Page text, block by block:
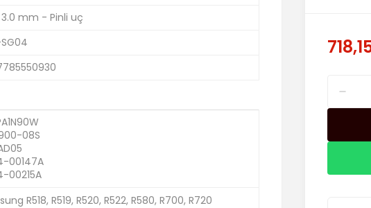
3.0 mm - Pinli uç
08S
00147A
00215A
R518, R519, R520, R522, R580, R700, R720